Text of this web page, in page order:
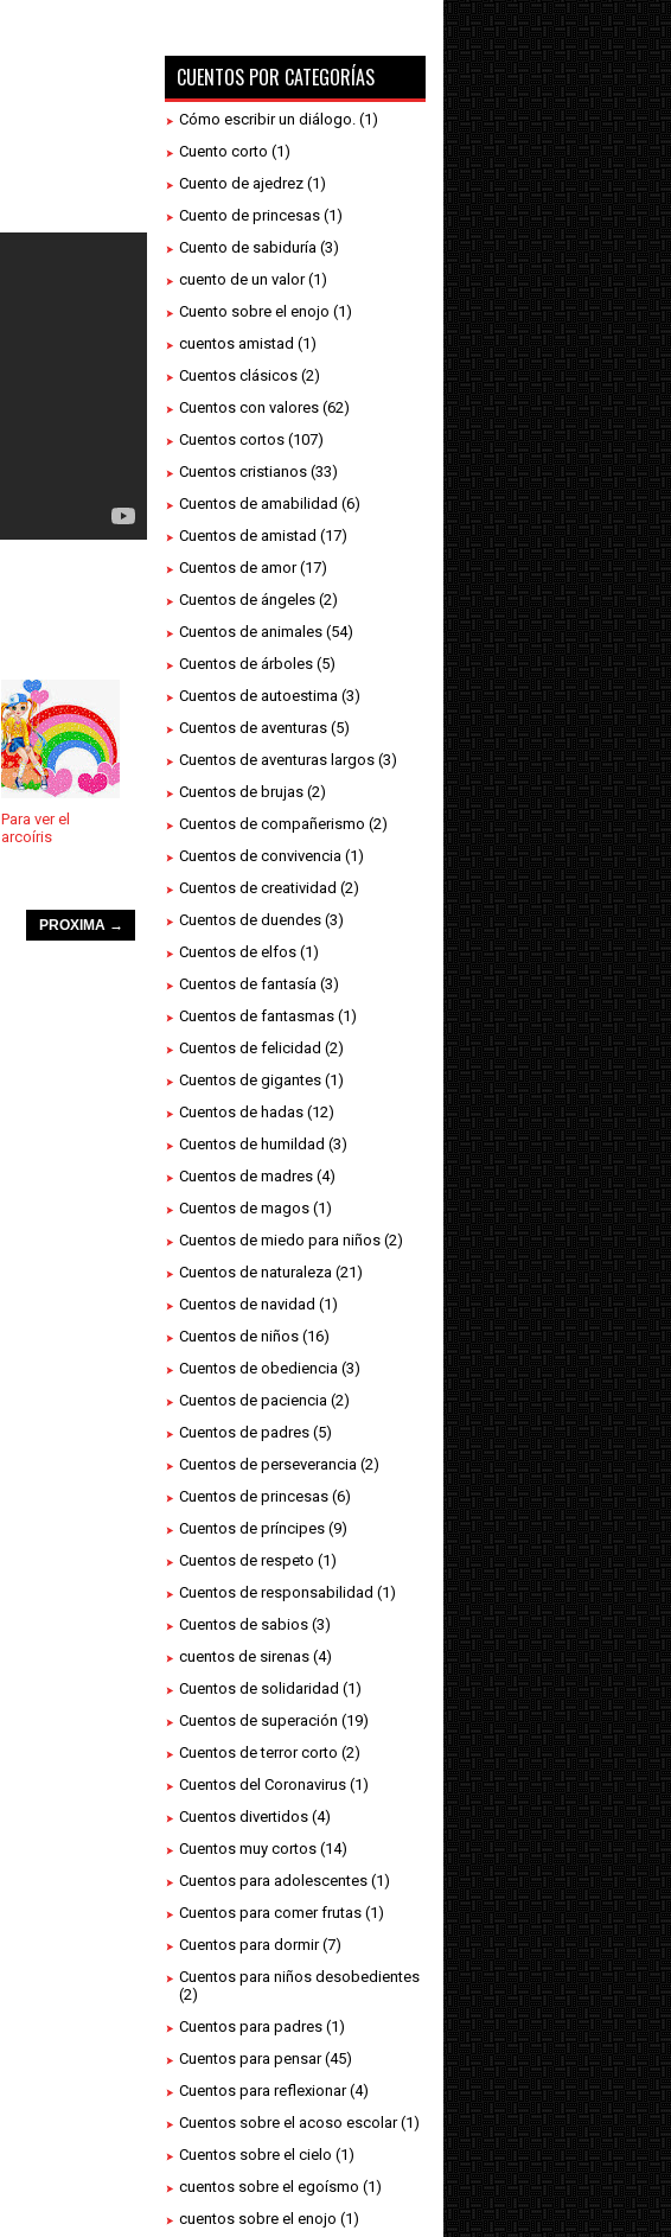
Para ver el
arcoíris
PROXIMA →
CUENTOS POR CATEGORÍAS
Cómo escribir un diálogo. (1)
Cuento corto (1)
Cuento de ajedrez (1)
Cuento de princesas (1)
Cuento de sabiduría (3)
cuento de un valor (1)
Cuento sobre el enojo (1)
cuentos amistad (1)
Cuentos clásicos (2)
Cuentos con valores (62)
Cuentos cortos (107)
Cuentos cristianos (33)
Cuentos de amabilidad (6)
Cuentos de amistad (17)
Cuentos de amor (17)
Cuentos de ángeles (2)
Cuentos de animales (54)
Cuentos de árboles (5)
Cuentos de autoestima (3)
Cuentos de aventuras (5)
Cuentos de aventuras largos (3)
Cuentos de brujas (2)
Cuentos de compañerismo (2)
Cuentos de convivencia (1)
Cuentos de creatividad (2)
Cuentos de duendes (3)
Cuentos de elfos (1)
Cuentos de fantasía (3)
Cuentos de fantasmas (1)
Cuentos de felicidad (2)
Cuentos de gigantes (1)
Cuentos de hadas (12)
Cuentos de humildad (3)
Cuentos de madres (4)
Cuentos de magos (1)
Cuentos de miedo para niños (2)
Cuentos de naturaleza (21)
Cuentos de navidad (1)
Cuentos de niños (16)
Cuentos de obediencia (3)
Cuentos de paciencia (2)
Cuentos de padres (5)
Cuentos de perseverancia (2)
Cuentos de princesas (6)
Cuentos de príncipes (9)
Cuentos de respeto (1)
Cuentos de responsabilidad (1)
Cuentos de sabios (3)
cuentos de sirenas (4)
Cuentos de solidaridad (1)
Cuentos de superación (19)
Cuentos de terror corto (2)
Cuentos del Coronavirus (1)
Cuentos divertidos (4)
Cuentos muy cortos (14)
Cuentos para adolescentes (1)
Cuentos para comer frutas (1)
Cuentos para dormir (7)
Cuentos para niños desobedientes
(2)
Cuentos para padres (1)
Cuentos para pensar (45)
Cuentos para reflexionar (4)
Cuentos sobre el acoso escolar (1)
Cuentos sobre el cielo (1)
cuentos sobre el egoísmo (1)
cuentos sobre el enojo (1)